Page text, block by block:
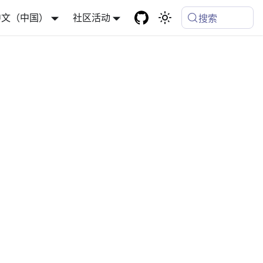
（中国） 社区活动 搜索